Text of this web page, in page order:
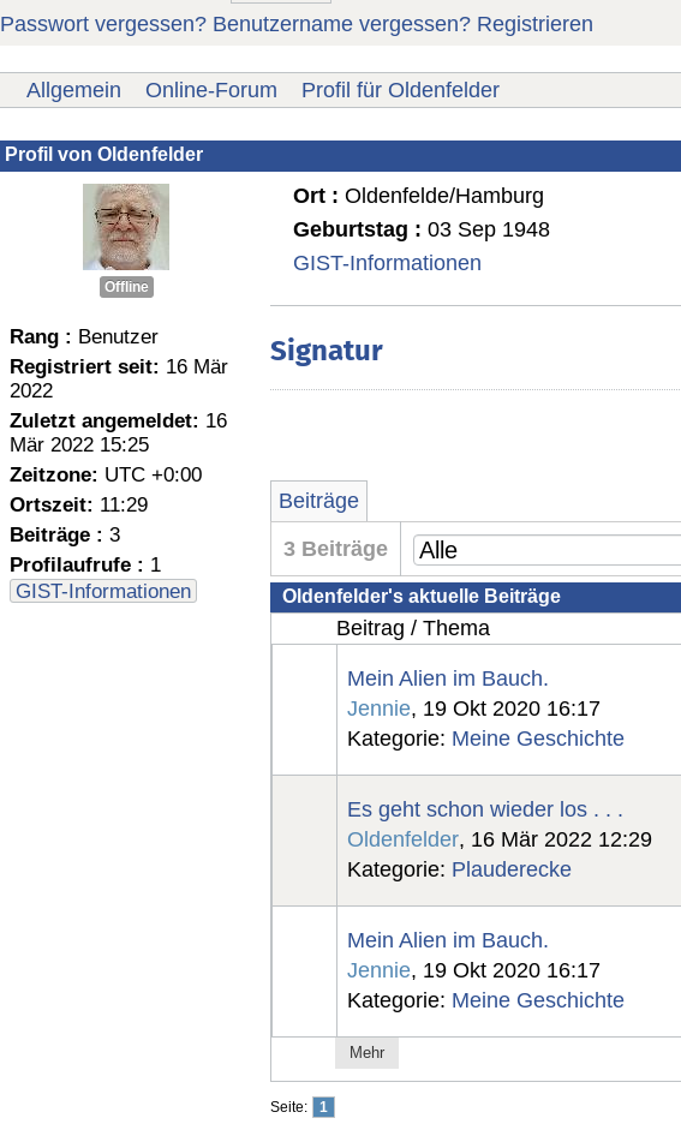
Passwort vergessen? Benutzername vergessen? Registrieren
Allgemein Online-Forum Profil für Oldenfelder
Profil von Oldenfelder
Offline
Rang : Benutzer
Registriert seit: 16 Mär
2022
Zuletzt angemeldet: 16
Mär 2022 15:25
Zeitzone: UTC +0:00
Ortszeit: 11:29
Beiträge : 3
Profilaufrufe : 1
GIST-Informationen
Ort : Oldenfelde/Hamburg
Geburtstag : 03 Sep 1948
GIST-Informationen
Signatur
Beiträge
3 Beiträge
Oldenfelder's aktuelle Beiträge
Beitrag / Thema
Mehr
Mein Alien im Bauch.
Jennie, 19 Okt 2020 16:17
Kategorie: Meine Geschichte
Es geht schon wieder los . . .
Oldenfelder, 16 Mär 2022 12:29
Kategorie: Plauderecke
Mein Alien im Bauch.
Jennie, 19 Okt 2020 16:17
Kategorie: Meine Geschichte
Seite: 1